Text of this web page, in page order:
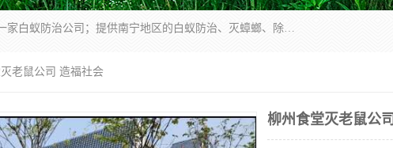
广西亿之豪有害生物防治服务有限公司是一家白蚁防治公司；提供南宁地区的白蚁防治、灭蟑螂、除四害、除白蚁、白蚁预防、消毒等服务，广西亿之豪有害生物防治服务有限公司专业灭蟑螂,灭鼠,除四害,服务上门,安全环保,售后保障,一次消杀，竭诚为您服务.
老鼠公司 造福社会
柳州食堂灭老鼠公